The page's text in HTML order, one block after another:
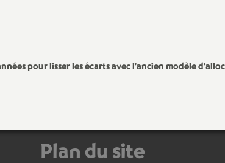
pour lisser les écarts avec l’ancien modèle
Plan du site